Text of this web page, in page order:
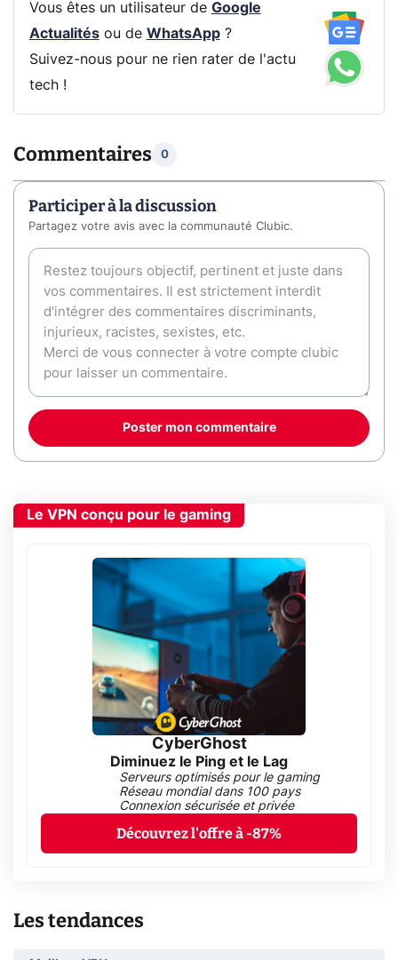
Vous êtes un utilisateur de Google
Actualitésou de WhatsApp?
Suivez-nous pour ne rien rater de l'actu
tech !
Commentaires 0
Participer à la discussion
Partagez votre avis avec la communauté Clubic.
Poster mon commentaire
Le VPN conçu pour le gaming
CyberGhost
Diminuez le Ping et le Lag
Serveurs optimisés pour le gaming
Réseau mondial dans 100 pays
Connexion sécurisée et privée
Découvrez l'offre à -87%
Les tendances